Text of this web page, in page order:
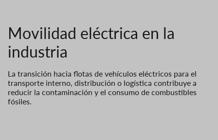
Movilidad eléctrica en la
industria
La transición hacia flotas de vehículos eléctricos para el
transporte interno, distribución o logística contribuye a
reducir la contaminación y el consumo de combustibles
fósiles.